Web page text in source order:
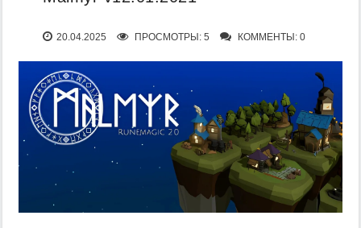
20.04.2025 ПРОСМОТРЫ: 5 КОММЕНТЫ: 0